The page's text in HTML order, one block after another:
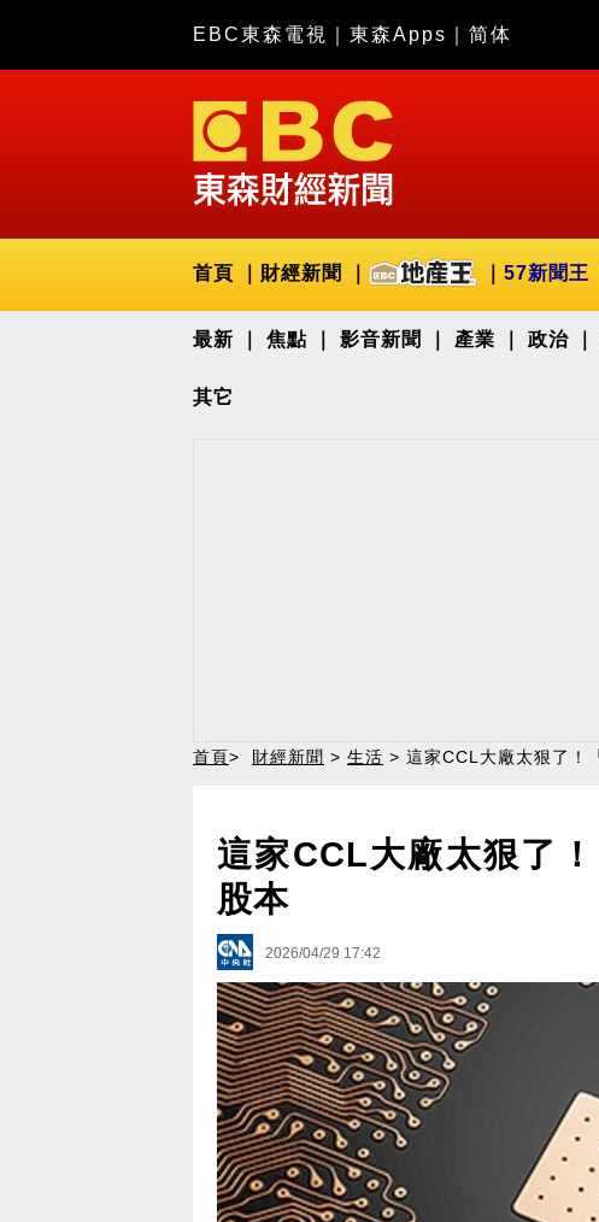
EBC東森電視 東森Apps 简体
首頁 財經新聞 57新聞王
最新 焦點 影音新聞 產業 政治
其它
首頁> 財經新聞 > 生活 > 這家CCL大廠太狠了！
這家CCL大廠太狠了
股本
2026/04/29 17:42